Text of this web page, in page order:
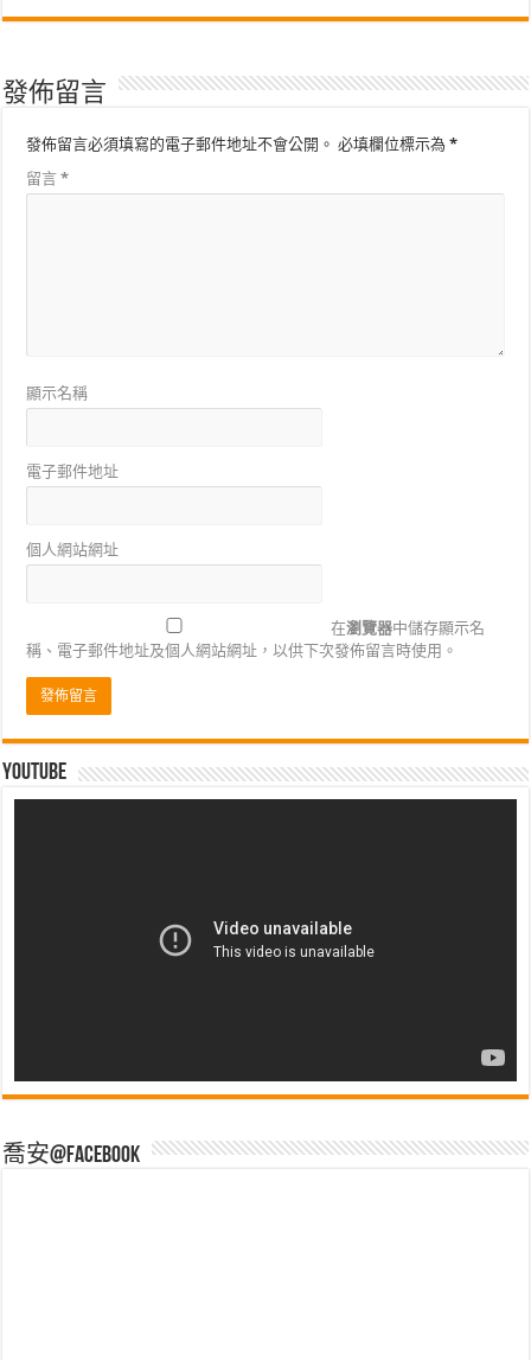
發佈留言
發佈留言必須填寫的電子郵件地址不會公開。 必填欄位標示為*
留言*
顯示名稱
電子郵件地址
個人網站網址
在瀏覽器中儲存顯示名
稱、電子郵件地址及個人網站網址，以供下次發佈留言時使用。
Youtube
喬安@Facebook